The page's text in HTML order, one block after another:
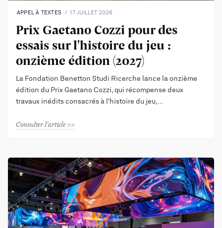
APPEL À TEXTES 17 JUILLET 2026
Prix Gaetano Cozzi pour des
essais sur l'histoire du jeu :
onzième édition (2027)
La Fondation Benetton Studi Ricerche lance la onzième
édition du Prix Gaetano Cozzi, qui récompense deux
travaux inédits consacrés à l'histoire du jeu,
Consulter l'article